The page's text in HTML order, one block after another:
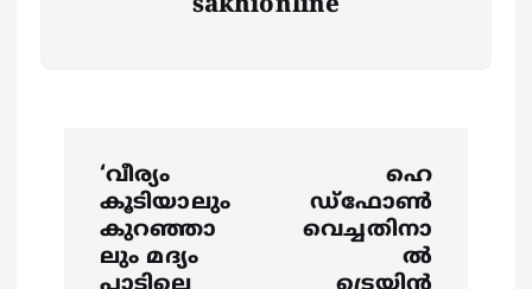
sakhionline
‘വീര്യം
കൂടിയാലും
കുറഞ്ഞാ
ലും മദ്യം
ഹെ
ഡ്ഫോൺ
വെച്ചതിനാ
ൽ